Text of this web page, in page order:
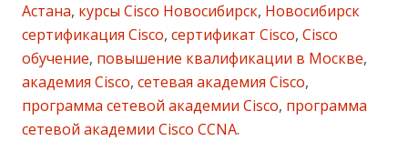
Астана, курсы Cisco Новосибирск, Новосибирск
сертификация Cisco, сертификат Cisco, Cisco
обучение, повышение квалификации в Москве,
академия Cisco, сетевая академия Cisco,
программа сетевой академии Cisco, программа
сетевой академии Cisco CCNA.